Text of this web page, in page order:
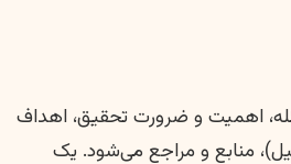
اهمیت و ضرورت تحقیق، اهداف
منابع و مراجع می‌شود. یک